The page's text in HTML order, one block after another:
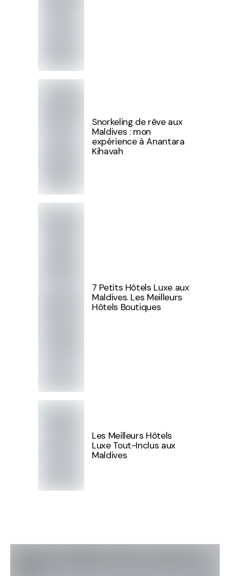
Snorkeling de rêve aux
Maldives : mon
expérience à Anantara
Kihavah
7 Petits Hôtels Luxe aux
Maldives. Les Meilleurs
Hôtels Boutiques
Les Meilleurs Hôtels
Luxe Tout-Inclus aux
Maldives